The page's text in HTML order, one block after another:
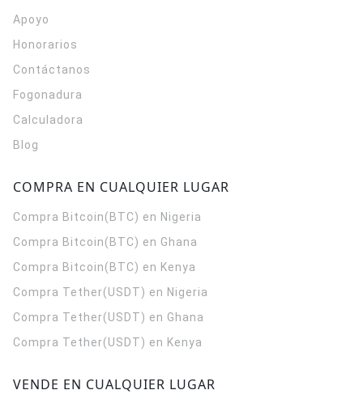
Apoyo
Honorarios
Contáctanos
Fogonadura
Calculadora
Blog
COMPRA EN CUALQUIER LUGAR
Compra Bitcoin(BTC) en Nigeria
Compra Bitcoin(BTC) en Ghana
Compra Bitcoin(BTC) en Kenya
Compra Tether(USDT) en Nigeria
Compra Tether(USDT) en Ghana
Compra Tether(USDT) en Kenya
VENDE EN CUALQUIER LUGAR